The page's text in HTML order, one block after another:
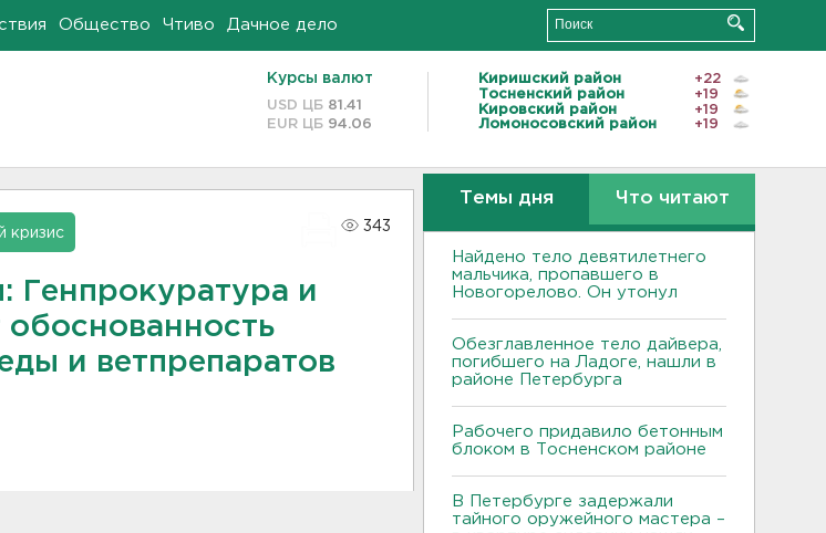
Общество Чтиво Дачное дело
Курсы валют
USD ЦБ 81.41
EUR ЦБ 94.06
Киришский район
+22
Тосненский район
+19
Кировский район
+19
Ломоносовский район
+19
кризис
343
Генпрокуратура и
и ветпрепаратов
Темы дня Что читают
Найдено тело девятилетнего
мальчика, пропавшего в
Новогорелово. Он утонул
Обезглавленное тело дайвера,
погибшего на Ладоге, нашли в
районе Петербурга
Рабочего придавило бетонным
блоком в Тосненском районе
В Петербурге задержали
тайного оружейного мастера –